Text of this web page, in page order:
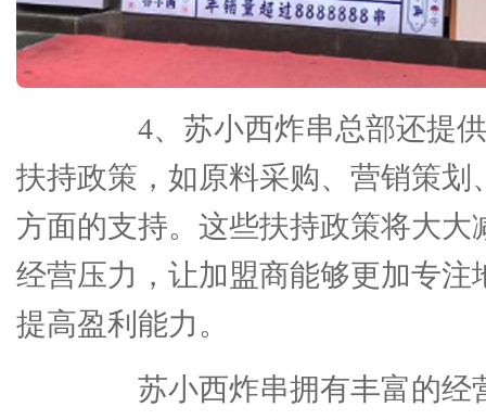
4、苏小西炸串总部还提供
扶持政策，如原料采购、营销策划
方面的支持。这些扶持政策将大大
经营压力，让加盟商能够更加专注
提高盈利能力。
苏小西炸串拥有丰富的经